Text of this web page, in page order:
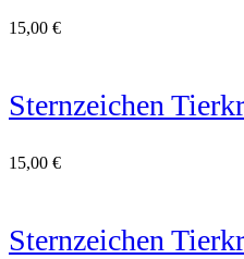
15,00 €
Sternzeichen
15,00 €
Sternzeichen